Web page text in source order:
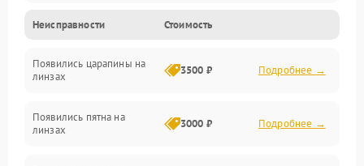
Неисправность электроники (если объектив с мотором/
Прочие неисправности
Неисправности Стоимость
Появились царапины на
линзах
3500 ₽ Подробнее →
Появились пятна на
линзах
3000 ₽ Подробнее →